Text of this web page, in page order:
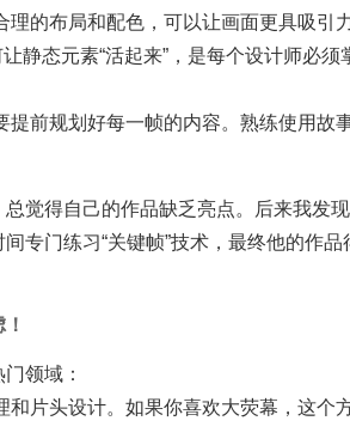
的布局和配色，可以让画面更具吸引力
静态元素“活起来”，是每个设计师必须
提前规划好每一帧的内容。熟练使用故
觉得自己的作品缺乏亮点。后来我发
专门练习“关键帧”技术，最终他的作品
领域：
和片头设计。如果你喜欢大荧幕，这个